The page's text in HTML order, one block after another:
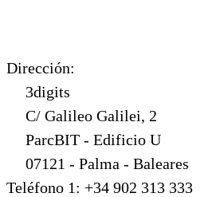
Dirección:
3digits
C/ Galileo Galilei, 2
ParcBIT - Edificio U
07121 - Palma - Baleares
Teléfono 1: +34 902 313 333